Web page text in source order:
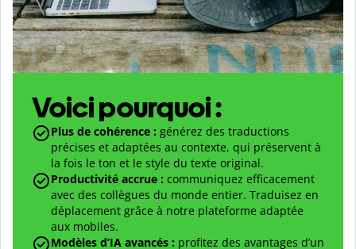
Voici pourquoi :
Plus de cohérence : générez des traductions
précises et adaptées au contexte, qui préservent à
la fois le ton et le style du texte original.
Productivité accrue : communiquez efficacement
avec des collègues du monde entier. Traduisez en
déplacement grâce à notre plateforme adaptée
aux mobiles.
Modèles d’IA avancés : profitez des avantages d’un